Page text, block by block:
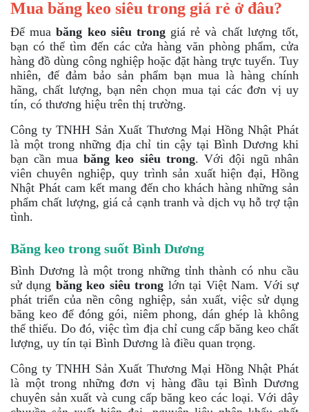
Mua băng keo siêu trong giá rẻ ở đâu?
Để muabăng keo siêu tronggiá rẻ và chất lượng tốt,
bạn có thể tìm đến các cửa hàng văn phòng phẩm, cửa
hàng đồ dùng công nghiệp hoặc đặt hàng trực tuyến. Tuy
nhiên, để đảm bảo sản phẩm bạn mua là hàng chính
hãng, chất lượng, bạn nên chọn mua tại các đơn vị uy
tín, có thương hiệu trên thị trường.
Công ty TNHH Sản Xuất Thương Mại Hồng Nhật Phát
là một trong những địa chỉ tin cậy tại Bình Dương khi
bạn cần muabăng keo siêu trong. Với đội ngũ nhân
viên chuyên nghiệp, quy trình sản xuất hiện đại, Hồng
Nhật Phát cam kết mang đến cho khách hàng những sản
phẩm chất lượng, giá cả cạnh tranh và dịch vụ hỗ trợ tận
tình.
Băng keo trong suốt Bình Dương
Bình Dương là một trong những tỉnh thành có nhu cầu
sử dụng băng keo siêu trong lớn tại Việt Nam. Với sự
phát triển của nền công nghiệp, sản xuất, việc sử dụng
băng keo để đóng gói, niêm phong, dán ghép là không
thể thiếu. Do đó, việc tìm địa chỉ cung cấp băng keo chất
lượng, uy tín tại Bình Dương là điều quan trọng.
Công ty TNHH Sản Xuất Thương Mại Hồng Nhật Phát
là một trong những đơn vị hàng đầu tại Bình Dương
chuyên sản xuất và cung cấp băng keo các loại. Với dây